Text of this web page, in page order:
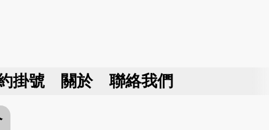
掛號 關於 聯絡我們